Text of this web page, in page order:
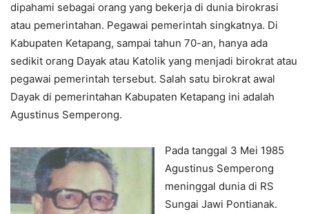
dipahami sebagai orang yang bekerja di dunia birokrasi
atau pemerintahan. Pegawai pemerintah singkatnya. Di
Kabupaten Ketapang, sampai tahun 70-an, hanya ada
sedikit orang Dayak atau Katolik yang menjadi birokrat atau
pegawai pemerintah tersebut. Salah satu birokrat awal
Dayak di pemerintahan Kabupaten Ketapang ini adalah
Agustinus Semperong.
Pada tanggal 3 Mei 1985
Agustinus Semperong
meninggal dunia di RS
Sungai Jawi Pontianak.